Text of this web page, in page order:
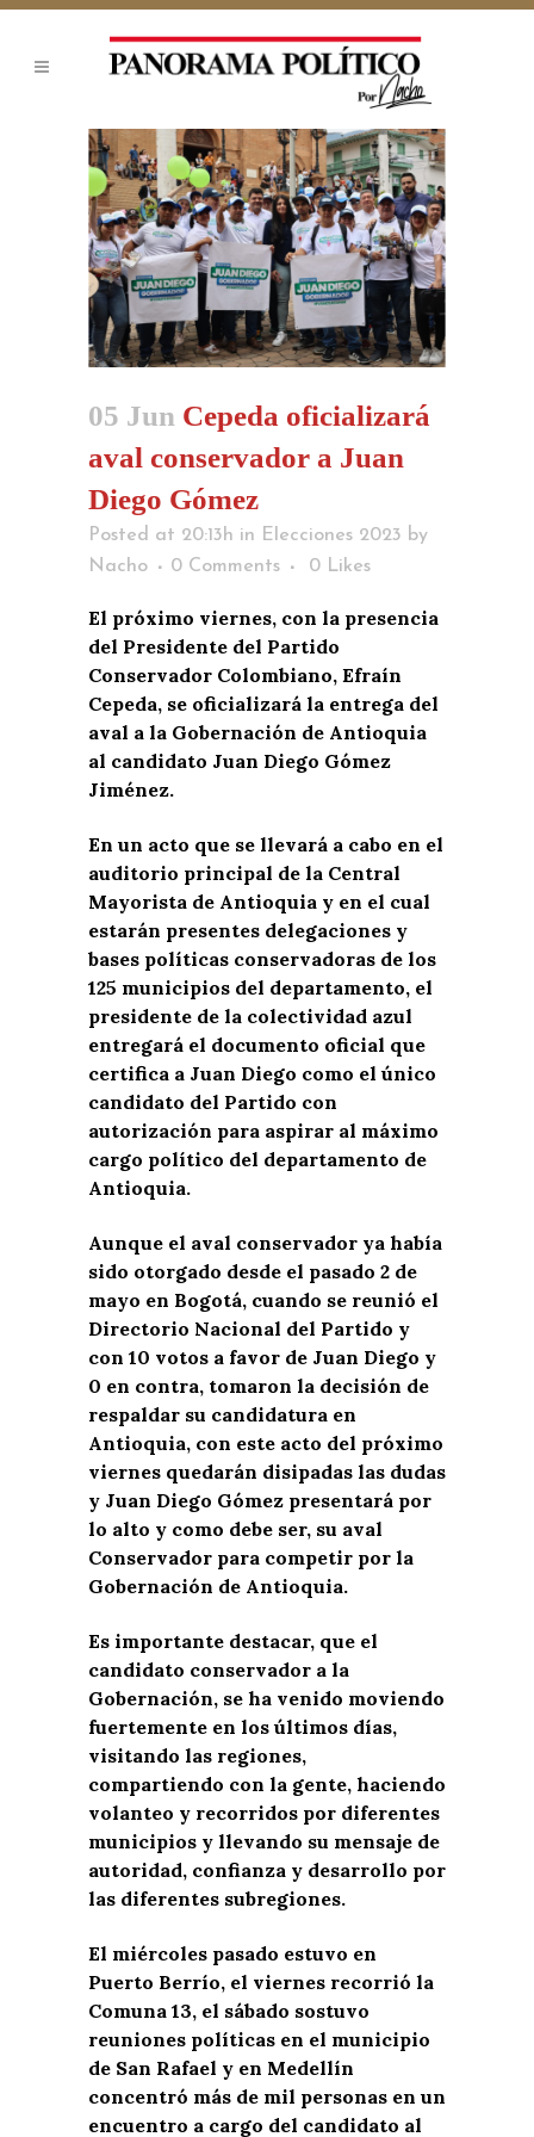
05 Jun Cepeda oficializará
aval conservador a Juan
Diego Gómez
Posted at 20:13h in Elecciones 2023 by
Nacho
0 Comments 0 Likes
El próximo viernes, con la presencia
del Presidente del Partido
Conservador Colombiano, Efraín
Cepeda, se oficializará la entrega del
aval a la Gobernación de Antioquia
al candidato Juan Diego Gómez
Jiménez.
En un acto que se llevará a cabo en el
auditorio principal de la Central
Mayorista de Antioquia y en el cual
estarán presentes delegaciones y
bases políticas conservadoras de los
125 municipios del departamento, el
presidente de la colectividad azul
entregará el documento oficial que
certifica a Juan Diego como el único
candidato del Partido con
autorización para aspirar al máximo
cargo político del departamento de
Antioquia.
Aunque el aval conservador ya había
sido otorgado desde el pasado 2 de
mayo en Bogotá, cuando se reunió el
Directorio Nacional del Partido y
con 10 votos a favor de Juan Diego y
0 en contra, tomaron la decisión de
respaldar su candidatura en
Antioquia, con este acto del próximo
viernes quedarán disipadas las dudas
y Juan Diego Gómez presentará por
lo alto y como debe ser, su aval
Conservador para competir por la
Gobernación de Antioquia.
Es importante destacar, que el
candidato conservador a la
Gobernación, se ha venido moviendo
fuertemente en los últimos días,
visitando las regiones,
compartiendo con la gente, haciendo
volanteo y recorridos por diferentes
municipios y llevando su mensaje de
autoridad, confianza y desarrollo por
las diferentes subregiones.
El miércoles pasado estuvo en
Puerto Berrío, el viernes recorrió la
Comuna 13, el sábado sostuvo
reuniones políticas en el municipio
de San Rafael y en Medellín
concentró más de mil personas en un
encuentro a cargo del candidato al